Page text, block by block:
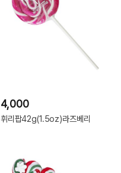
4,000
휘리팝42g(1.5oz)라즈베리